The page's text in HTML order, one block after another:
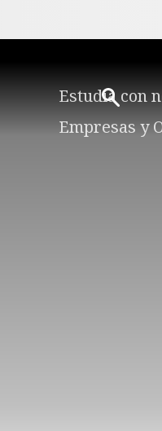
Estudia con
Empresas y